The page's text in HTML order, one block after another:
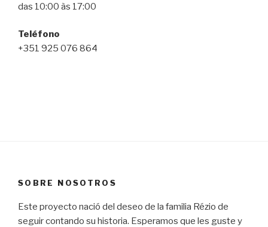
das 10:00 às 17:00
Teléfono
+351 925 076 864
SOBRE NOSOTROS
Este proyecto nació del deseo de la familia Rézio de
seguir contando su historia. Esperamos que les guste y